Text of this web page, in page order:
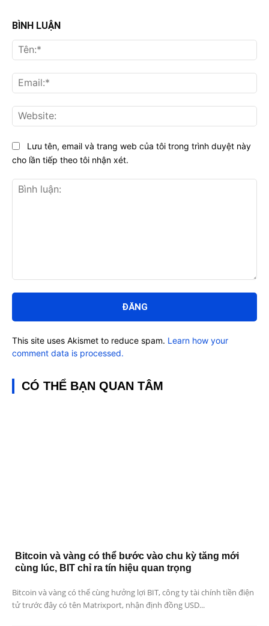
BÌNH LUẬN
luận:
Lưu tên, email và trang web của tôi trong trình duyệt này
cho lần tiếp theo tôi nhận xét.
This site uses Akismet to reduce spam. Learn how your
comment data is processed.
CÓ THỂ BẠN QUAN TÂM
Bitcoin và vàng có thể bước vào chu kỳ tăng mới
cùng lúc, BIT chỉ ra tín hiệu quan trọng
Bitcoin và vàng có thể cùng hưởng lợi BIT, công ty tài chính tiền điện
tử trước đây có tên Matrixport, nhận định đồng USD...